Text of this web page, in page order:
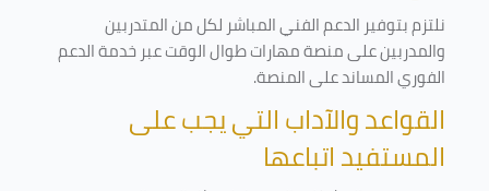
نلتزم بتوفير الدعم الفني المباشر لكل من المتدربين
والمدربين على منصة مهارات طوال الوقت عبر خدمة الدعم
الفوري المساند على المنصة.
القواعد والآداب التي يجب على
المستفيد اتباعها